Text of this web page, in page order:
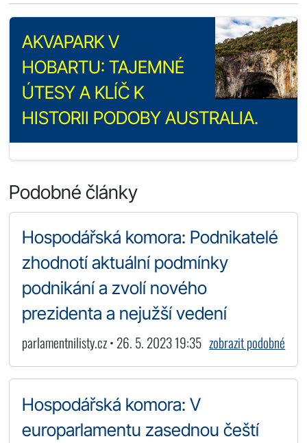
AKVAPARK V
HOBARTU: TAJEMNÉ
ÚTESY A KLÍČ K
HISTORII PODOBY AUSTRALIA.
Podobné články
Hospodářská komora: Podnikatelé
zhodnotí aktuální podmínky
podnikání a zvolí nového
prezidenta a nejužší vedení
parlamentnilisty.cz • 26. 5. 2023 19:35 zobrazit podobné
Hospodářská komora: V
europarlamentu zasednou čeští